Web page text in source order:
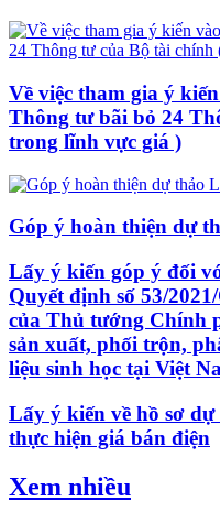
Về việc tham gia ý
Thông tư bãi bỏ 24
trong lĩnh vực giá )
Góp ý hoàn thiện dự
Lấy ý kiến góp ý đối
Quyết định số 53/
của Thủ tướng Chính
sản xuất, phối trộn,
liệu sinh học tại Việt
Lấy ý kiến về hồ sơ
thực hiện giá bán điện
Xem nhiều